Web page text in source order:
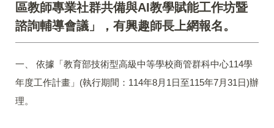
區教師專業社群共備與AI教學賦能工作坊暨
諮詢輔導會議」，有興趣師長上網報名。
一、 依據「教育部技術型高級中等學校商管群科中心114學
年度工作計畫」(執行期間：114年8月1日至115年7月31日)辦
理。